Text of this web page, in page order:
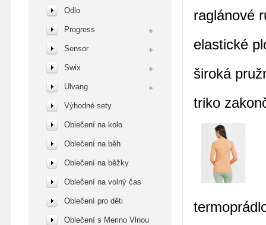
Odlo
Progress
Sensor
Swix
Ulvang
Výhodné sety
Oblečení na kolo
Oblečení na běh
Oblečení na běžky
Oblečení na volný čas
Oblečení pro děti
Oblečení s Merino Vlnou
raglánové
elastické
široká
triko